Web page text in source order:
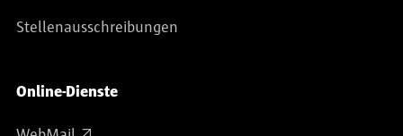
Stellenausschreibungen
Online-Dienste